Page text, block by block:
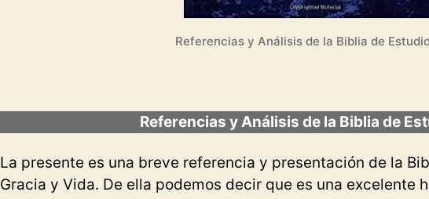
Referencias y Análisis de la Biblia de
Referencias y Análisis de la Biblia de
La presente es una breve referencia y presentación de la
Gracia y Vida. De ella podemos decir que es una excelente